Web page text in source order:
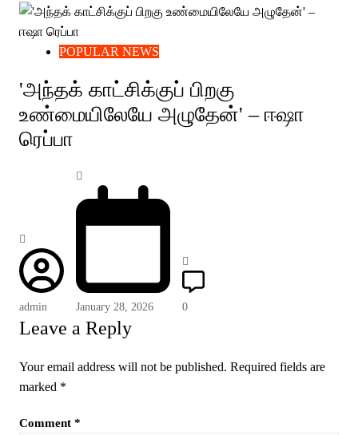
POPULAR NEWS
'அந்தக் காட்சிக்குப் பிறகு
உண்மையிலேயே அழுதேன்' – ஈஷா
ரெப்பா
admin January 28, 2026 0
Leave a Reply
Your email address will not be published. Required fields are
marked *
Comment *